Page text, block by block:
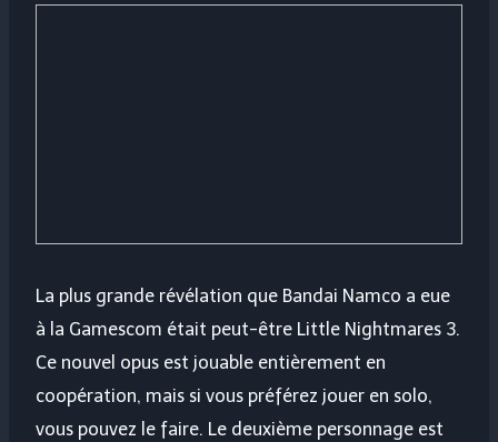
La plus grande révélation que Bandai Namco a eue
à la Gamescom était peut-être Little Nightmares 3.
Ce nouvel opus est jouable entièrement en
coopération, mais si vous préférez jouer en solo,
vous pouvez le faire. Le deuxième personnage est